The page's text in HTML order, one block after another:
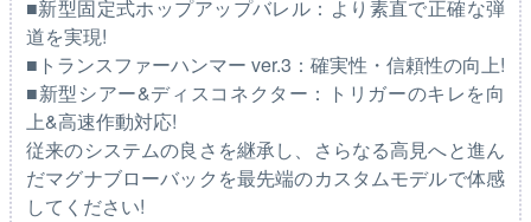
■新型固定式ホップアップバレル：より素直で正確な弾
道を実現!
■トランスファーハンマー ver.3：確実性・信頼性の向上!
■新型シアー&ディスコネクター：トリガーのキレを向
上&高速作動対応!
従来のシステムの良さを継承し、さらなる高見へと進ん
だマグナブローバックを最先端のカスタムモデルで体感
してください!